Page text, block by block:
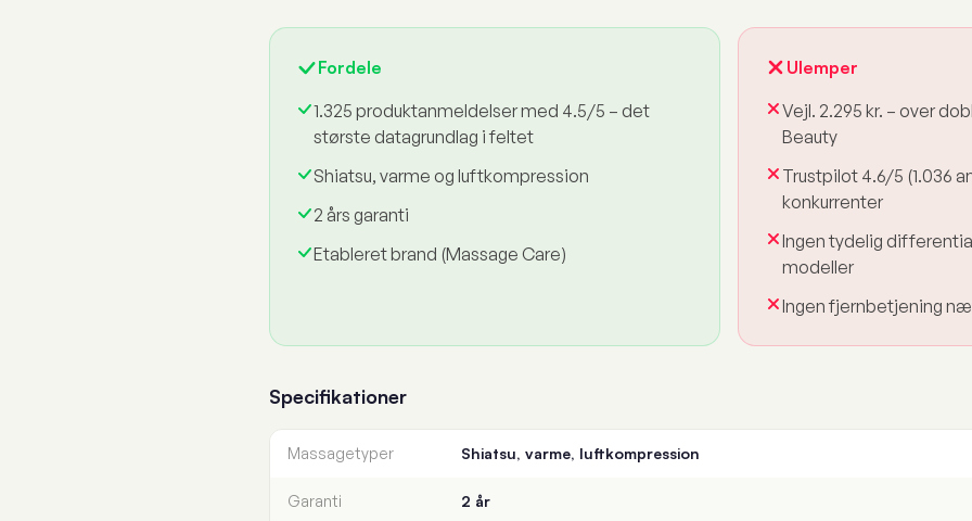
Fordele
1.325 produktanmeldelser med 4.5/5 – det
største datagrundlag i feltet
Shiatsu, varme og luftkompression
2 års garanti
Etableret brand (Massage Care)
Ulemper
Vejl. 2.295 kr. – over
Beauty
Trustpilot 4.6/5 (1.036
konkurrenter
Ingen tydelig
modeller
Ingen fjernbetjening
Specifikationer
Massagetyper Shiatsu, varme, luftkompression
Garanti 2 år